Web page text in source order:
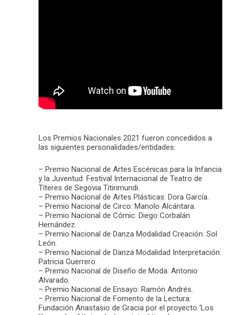
Los Premios Nacionales 2021 fueron concedidos a
las siguientes personalidades/entidades:
– Premio Nacional de Artes Escénicas para la Infancia
y la Juventud: Festival Internacional de Teatro de
Títeres de Segovia Titirimundi.
– Premio Nacional de Artes Plásticas: Dora García.
– Premio Nacional de Circo: Manolo Alcántara.
– Premio Nacional de Cómic: Diego Corbalán
Hernández.
– Premio Nacional de Danza Modalidad Creación: Sol
León.
– Premio Nacional de Danza Modalidad Interpretación:
Patricia Guerrero.
– Premio Nacional de Diseño de Moda: Antonio
Alvarado.
– Premio Nacional de Ensayo: Ramón Andrés.
– Premio Nacional de Fomento de la Lectura:
Fundación Anastasio de Gracia por el proyecto ‘Los